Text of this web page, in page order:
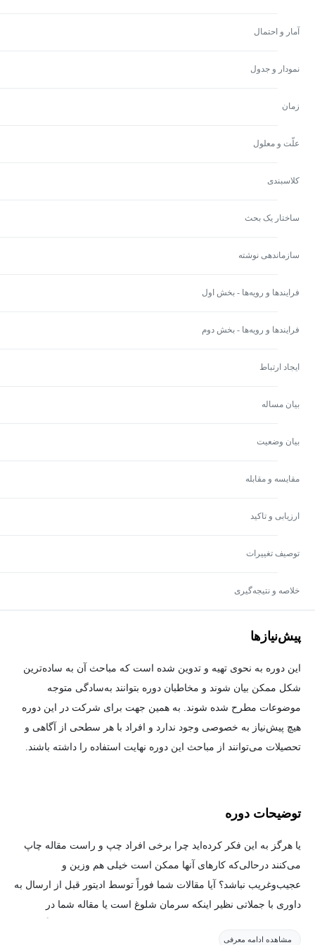
آمار و احتمال
نمودار و جدول
زمان
علّت و معلول
کلاسبندی
ساختار یک بحث
سازماندهی نوشته
فرایندها و رویه‌ها - بخش اول
فرایندها و رویه‌ها - بخش دوم
ایجاد ارتباط
بیان مساله
بیان وضعیت
مقایسه و مقابله
ارزیابی و تاکید
توصیف تغییرات
خلاصه و نتیجه‌گیری
پیش‌نیاز‌ها
این دوره به نحوی تهیه و تدوین شده است که مباحث آن به ساده‌ترین
شکل ممکن بیان شوند و مخاطبان دوره بتوانند به‌سادگی متوجه
موضوعات مطرح شده شوند. به همین جهت برای شرکت در این دوره
هیچ پیش‌نیاز به خصوصی وجود ندارد و افراد با هر سطحی از آگاهی و
تحصیلات می‌توانند از مباحث این دوره نهایت استفاده را داشته باشند.
توضیحات دوره
یا هرگز به این فکر کرده‌اید چرا برخی افراد چپ و راست مقاله چاپ
می‌کنند درحالی‌که کارهای آنها ممکن است خیلی هم وزین و
عجیب‌وغریب نباشد؟ آیا مقالات شما فوراً توسط ادیتور قبل از ارسال به
داوری با جملاتی نظیر اینکه سرمان شلوغ است یا مقاله شما در
مشاهده ادامه معرفی